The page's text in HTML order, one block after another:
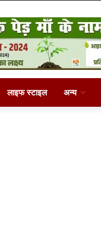
लाइफ स्टाइल अन्य